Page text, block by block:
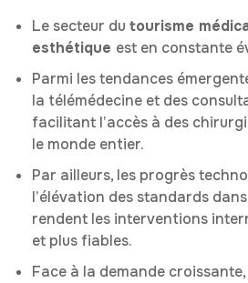
Le secteur du tourisme
esthétique est en constante
Parmi les tendances
la télémédecine et des
facilitant l’accès à des
le monde entier.
Par ailleurs, les progrès
l’élévation des standards
rendent les interventions
et plus fiables.
Face à la demande